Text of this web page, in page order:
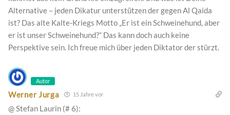
Alternative – jeden Dikatur unterstützen der gegen Al Qaida
ist? Das alte Kalte-Kriegs Motto „Er ist ein Schweinehund, aber
er ist unser Schweinehund?“ Das kann doch auch keine
Perspektive sein. Ich freue mich über jeden Diktator der stürzt.
Autor
Werner Jurga 15 Jahre vor
@ Stefan Laurin (# 6):